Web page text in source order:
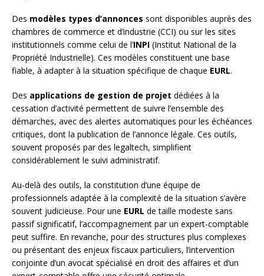
Des modèles types d’annonces sont disponibles auprès des
chambres de commerce et d’industrie (CCI) ou sur les sites
institutionnels comme celui de l’INPI (Institut National de la
Propriété Industrielle). Ces modèles constituent une base
fiable, à adapter à la situation spécifique de chaque EURL.
Des applications de gestion de projet dédiées à la
cessation d’activité permettent de suivre l’ensemble des
démarches, avec des alertes automatiques pour les échéances
critiques, dont la publication de l’annonce légale. Ces outils,
souvent proposés par des legaltech, simplifient
considérablement le suivi administratif.
Au-delà des outils, la constitution d’une équipe de
professionnels adaptée à la complexité de la situation s’avère
souvent judicieuse. Pour une EURL de taille modeste sans
passif significatif, l’accompagnement par un expert-comptable
peut suffire. En revanche, pour des structures plus complexes
ou présentant des enjeux fiscaux particuliers, l’intervention
conjointe d’un avocat spécialisé en droit des affaires et d’un